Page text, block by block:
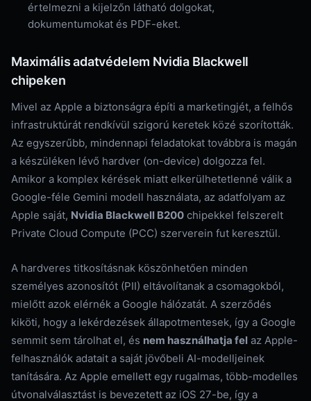
értelmezni a kijelzőn látható dolgokat,
dokumentumokat és PDF-eket.
​Maximális adatvédelem Nvidia Blackwell
chipeken
​Mivel az Apple a biztonságra építi a marketingjét, a felhős
infrastruktúrát rendkívül szigorú keretek közé szorították.
Az egyszerűbb, mindennapi feladatokat továbbra is magán
a készüléken lévő hardver (on-device) dolgozza fel.
Amikor a komplex kérések miatt elkerülhetetlenné válik a
Google-féle Gemini modell használata, az adatfolyam az
Apple saját, Nvidia Blackwell B200 chipekkel felszerelt
Private Cloud Compute (PCC) szerverein fut keresztül.
​A hardveres titkosításnak köszönhetően minden
személyes azonosítót (PII) eltávolítanak a csomagokból,
mielőtt azok elérnék a Google hálózatát. A szerződés
kiköti, hogy a lekérdezések állapotmentesek, így a Google
semmit sem tárolhat el, és nem használhatja fel az Apple-
felhasználók adatait a saját jövőbeli AI-modelljeinek
tanítására. Az Apple emellett egy rugalmas, több-modelles
útvonalválasztást is bevezetett az iOS 27-be, így a